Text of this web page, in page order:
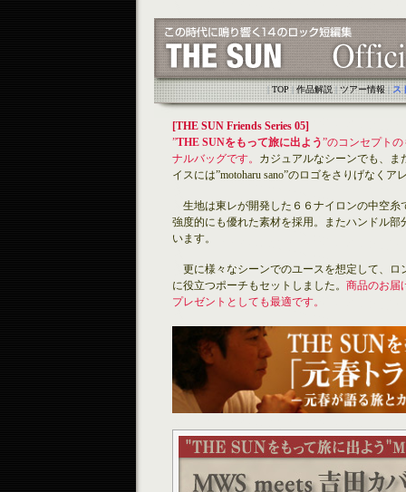
| TOP |作品解説 | ツアー情報 ス
[THE SUN Friends Series 05]
”THE SUNをもって旅に出よう”のコンセプト
ナルバッグです。 カジュアルなシーンでも、
イスには”motoharu sano”のロゴをさりげなくア
生地は東レが開発した６６ナイロンの中空糸
強度的にも優れた素材を採用。またハンドル
います。
更に様々なシーンでのユースを想定して、ロ
に役立つポーチもセットしました。 商品のお届
プレゼントとしても最適です。